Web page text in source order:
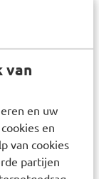
van
en uw
en
van cookies
partijen
1 jaar. De
Deze
ontstoken
en
bevat ook geen
120 ml